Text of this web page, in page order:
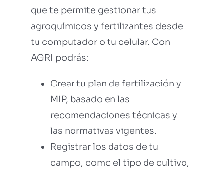
que te permite gestionar tus
agroquímicos y fertilizantes desde
tu computador o tu celular. Con
AGRI podrás:
Crear tu plan de fertilización y
MIP, basado en las
recomendaciones técnicas y
las normativas vigentes.
Registrar los datos de tu
campo, como el tipo de cultivo,